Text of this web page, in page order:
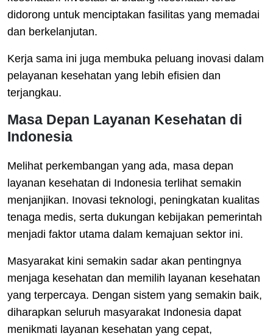
didorong untuk menciptakan fasilitas yang memadai
dan berkelanjutan.
Kerja sama ini juga membuka peluang inovasi dalam
pelayanan kesehatan yang lebih efisien dan
terjangkau.
Masa Depan Layanan Kesehatan di
Indonesia
Melihat perkembangan yang ada, masa depan
layanan kesehatan di Indonesia terlihat semakin
menjanjikan. Inovasi teknologi, peningkatan kualitas
tenaga medis, serta dukungan kebijakan pemerintah
menjadi faktor utama dalam kemajuan sektor ini.
Masyarakat kini semakin sadar akan pentingnya
menjaga kesehatan dan memilih layanan kesehatan
yang terpercaya. Dengan sistem yang semakin baik,
diharapkan seluruh masyarakat Indonesia dapat
menikmati layanan kesehatan yang cepat,